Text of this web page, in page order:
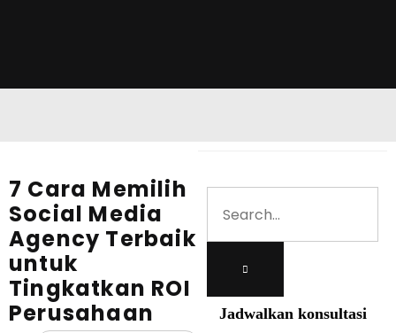
7 Cara Memilih
Social Media
Agency Terbaik
untuk
Tingkatkan ROI
Perusahaan
Jadwalkan konsultasi